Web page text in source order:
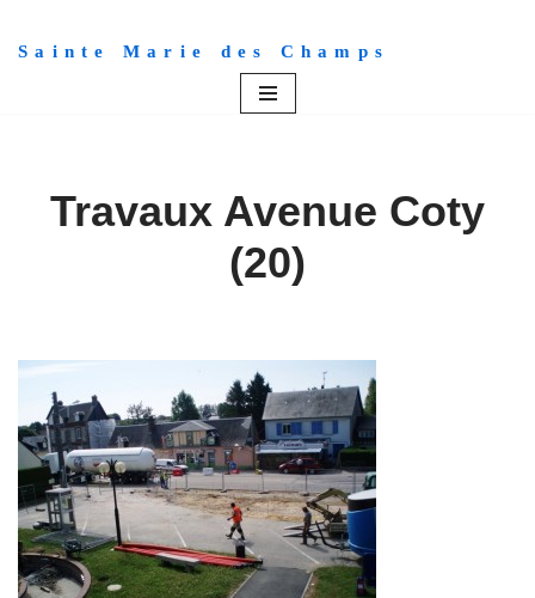
Aller
Sainte Marie des Champs
Travaux Avenue Coty
(20)